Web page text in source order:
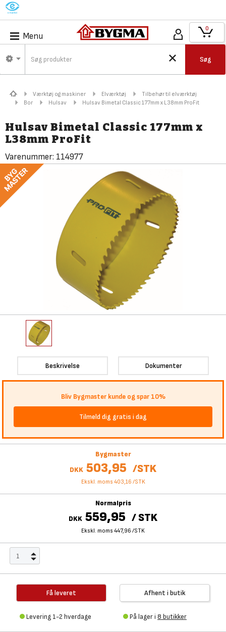
M
Menu
Søg
0
Værktøj og maskiner Elværktøj
Tilbehør til elværktøj
Bor
Hulsav Hulsav Bimetal Classic 177mm x L38mm ProFit
Hulsav Bimetal Classic 177mm x
L38mm ProFit
Varenummer: 114977
Beskrivelse Dokumenter
Bliv Bygmaster kunde og spar 10%
Tilmeld dig gratis i dag
Bygmaster
DKK 503,95 /STK
Ekskl. moms 403,16 /STK
Normalpris
DKK 559,95 /STK
Ekskl. moms 447,96 /STK
Få leveret
Levering 1-2 hverdage
Afhent i butik
På lager i 8 butikker